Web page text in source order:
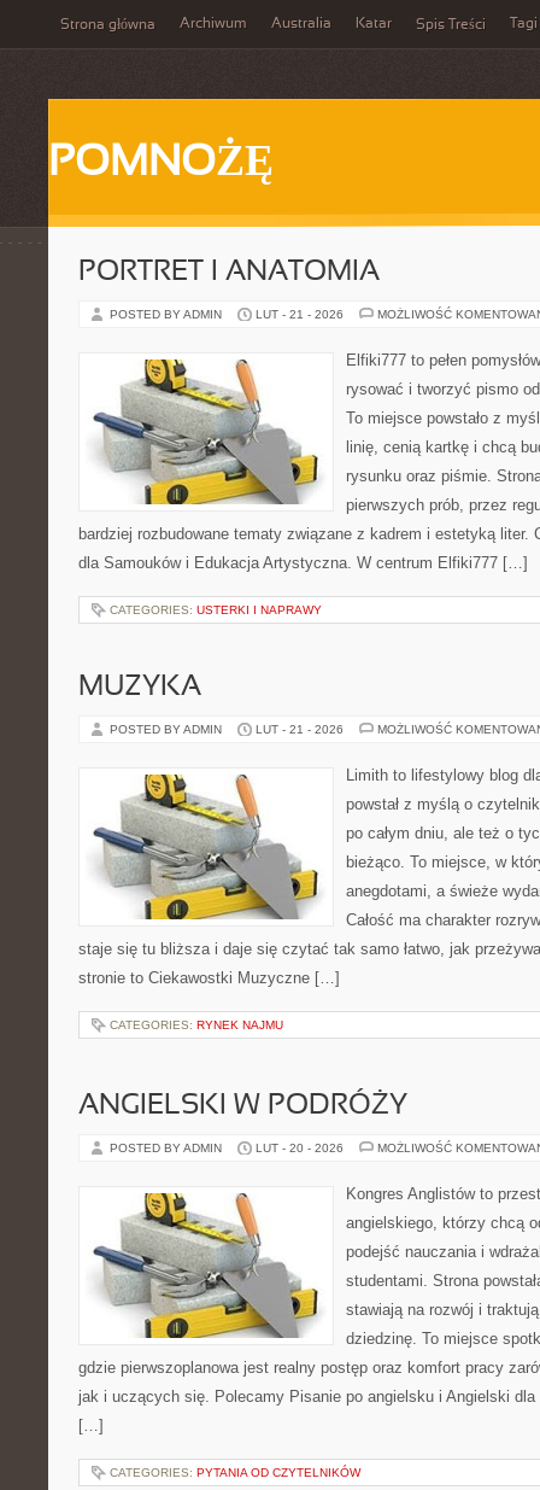
Strona główna Archiwum Australia Katar Spis Treści Tagi
POMNOŻĘ
PORTRET I ANATOMIA
POSTED BY ADMIN LUT - 21 - 2026 MOŻLIWOŚĆ
Elfiki777 to pełen
rysować i tworzyć pismo
To miejsce powstało z
linię, cenią kartkę i chcą
rysunku oraz piśmie.
pierwszych prób, przez
bardziej rozbudowane tematy związane z kadrem i estetyką liter.
dla Samouków i Edukacja Artystyczna. W centrum Elfiki777 […]
CATEGORIES: USTERKI I NAPRAWY
MUZYKA
POSTED BY ADMIN LUT - 21 - 2026 MOŻLIWOŚĆ
Limith to lifestylowy blog
powstał z myślą o
po całym dniu, ale też o
bieżąco. To miejsce, w
anegdotami, a świeże
Całość ma charakter
staje się tu bliższa i daje się czytać tak samo łatwo, jak
stronie to Ciekawostki Muzyczne […]
CATEGORIES: RYNEK NAJMU
ANGIELSKI W PODRÓŻY
POSTED BY ADMIN LUT - 20 - 2026 MOŻLIWOŚĆ
Kongres Anglistów to
angielskiego, którzy chcą
podejść nauczania i
studentami. Strona
stawiają na rozwój i
dziedzinę. To miejsce
gdzie pierwszoplanowa jest realny postęp oraz komfort pracy
jak i uczących się. Polecamy Pisanie po angielsku i Angielski
[…]
CATEGORIES: PYTANIA OD CZYTELNIKÓW